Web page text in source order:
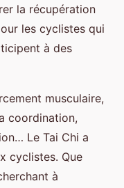
la récupération
les cyclistes qui
à des
musculaire,
coordination,
Le Tai Chi a
cyclistes. Que
à